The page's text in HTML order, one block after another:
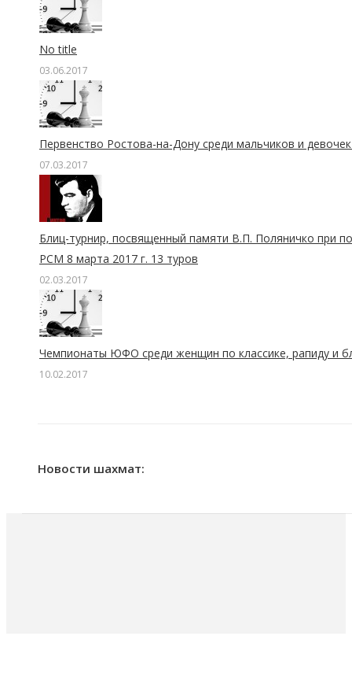
No title
03.06.2017
Первенство Ростова-на-Дону среди мальчиков и
07.03.2017
Блиц-турнир, посвященный памяти В.П. Поляничко при
РСМ 8 марта 2017 г. 13 туров
02.03.2017
Чемпионаты ЮФО среди женщин по классике, рапиду и
10.02.2017
Новости шахмат: